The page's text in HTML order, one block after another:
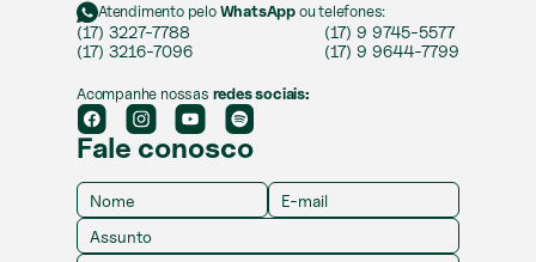
Atendimento peloWhatsAppou telefones:
(17) 3227-7788
(17) 3216-7096
(17) 9 9745-5577
(17) 9 9644-7799
Acompanhe nossas redes sociais:
Fale conosco